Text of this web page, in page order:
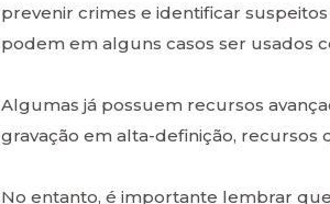
prevenir crimes e identificar
podem em alguns casos ser usados
Algumas já possuem recursos
gravação em alta-definição, recursos
No entanto, é importante lembrar